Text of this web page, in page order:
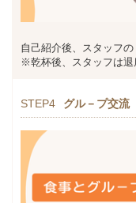
自己紹介後、スタッフ
※乾杯後、スタッフは退
STEP4 グル－プ交流